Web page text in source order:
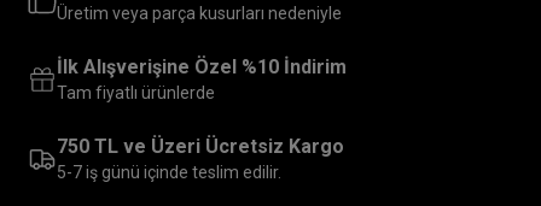
Üretim veya parça kusurları nedeniyle
İlk Alışverişine Özel %10 İndirim
Tam fiyatlı ürünlerde
750 TL ve Üzeri Ücretsiz Kargo
5-7 iş günü içinde teslim edilir.